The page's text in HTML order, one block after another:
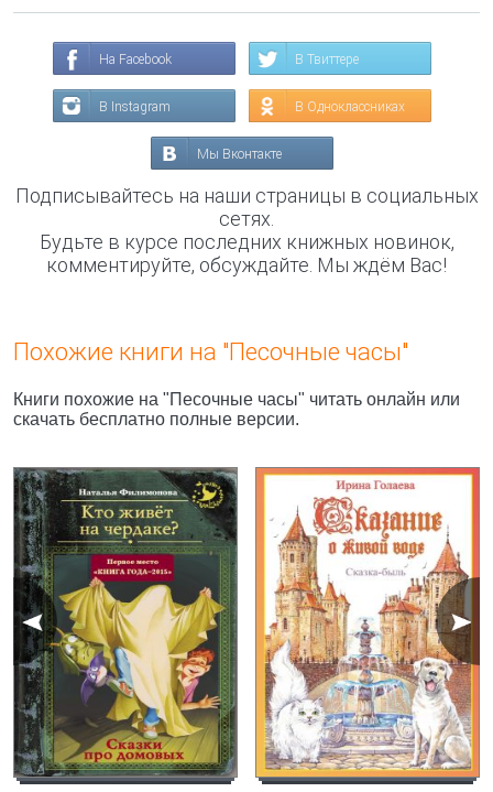
На Facebook В Твиттере
В Instagram В Одноклассниках
Мы Вконтакте
Подписывайтесь на наши страницы в социальных
сетях.
Будьте в курсе последних книжных новинок,
комментируйте, обсуждайте. Мы ждём Вас!
Похожие книги на "Песочные часы"
Книги похожие на "Песочные часы" читать онлайн или
скачать бесплатно полные версии.